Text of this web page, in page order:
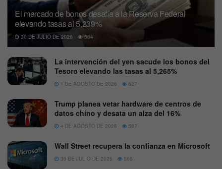
El mercado de bonos desafía a la Reserva Federal
elevando tasas al 5,239%
30 DE JULIO DE 2026 564
La intervención del yen sacude los bonos del
Tesoro elevando las tasas al 5,265%
1 DE AGOSTO DE 2026 627
Trump planea vetar hardware de centros de
datos chino y desata un alza del 16%
4 DE AGOSTO DE 2026 587
Wall Street recupera la confianza en Microsoft
30 DE JULIO DE 2026 565